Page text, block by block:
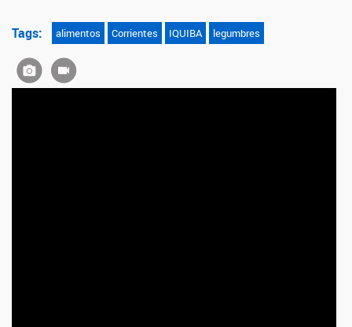
Tags: alimentos Corrientes IQUIBA legumbres